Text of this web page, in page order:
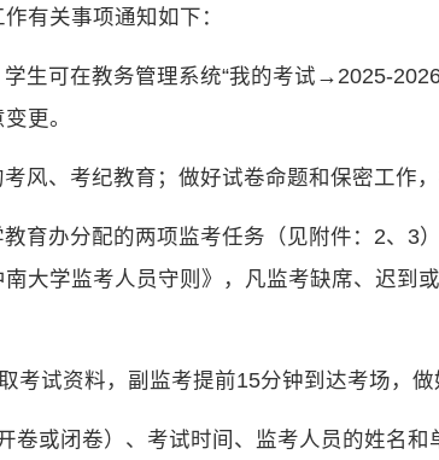
有关事项通知如下：
生可在教务管理系统“我的考试→2025-
更。
风、考纪教育；做好试卷命题和保密工作，
育办分配的两项监考任务（见附件：2、3
大学监考人员守则》，凡监考缺席、迟到
考试资料，副监考提前15分钟到达考场，
或闭卷）、考试时间、监考人员的姓名和